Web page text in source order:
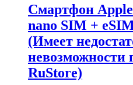
Смартфон
nano SIM +
(Имеет
невозможности
RuStore)